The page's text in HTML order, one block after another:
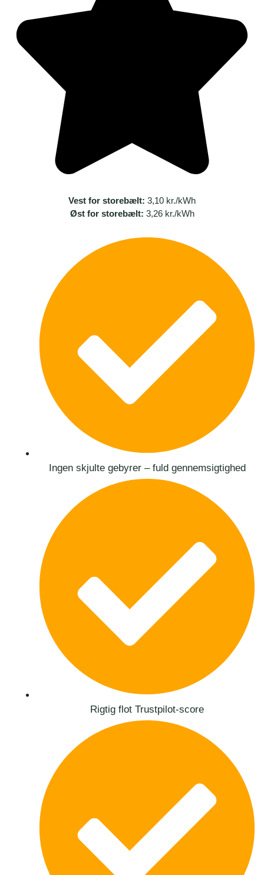
Vest for storebælt: 3,10 kr./kWh
Øst for storebælt: 3,26 kr./kWh
Ingen skjulte gebyrer – fuld gennemsigtighed
Rigtig flot Trustpilot-score